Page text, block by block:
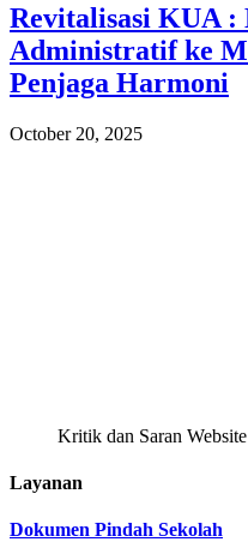
Revitalisasi KUA :
Administratif ke
Penjaga Harmoni
October 20, 2025
Kritik dan Saran
Layanan
Dokumen Pindah Sekolah